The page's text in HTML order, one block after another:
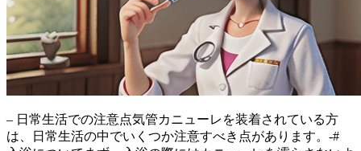
– 日常生活での注意点気管カニューレを装着されている方
は、日常生活の中でいくつか注意すべき点があります。-#